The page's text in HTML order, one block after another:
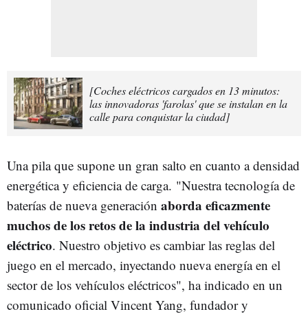
[Coches eléctricos cargados en 13 minutos:
las innovadoras 'farolas' que se instalan en la
calle para conquistar la ciudad]
Una pila que supone un gran salto en cuanto a densidad
energética y eficiencia de carga. "Nuestra tecnología de
baterías de nueva generación aborda eficazmente
muchos de los retos de la industria del vehículo
eléctrico. Nuestro objetivo es cambiar las reglas del
juego en el mercado, inyectando nueva energía en el
sector de los vehículos eléctricos", ha indicado en un
comunicado oficial Vincent Yang, fundador y